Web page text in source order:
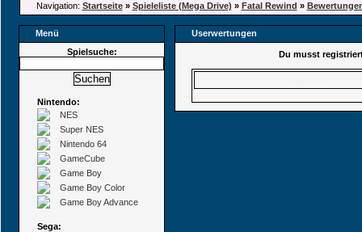
Navigation: Startseite» Spieleliste (Mega Drive) » Fatal Rewind »
Menü
Userwertungen
Spielsuche:
Nintendo:
NES
Super NES
Nintendo 64
GameCube
Game Boy
Game Boy Color
Game Boy Advance
Sega:
Du musst